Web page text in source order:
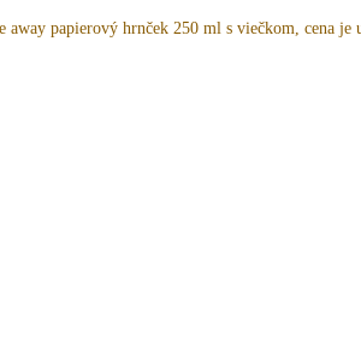
away papierový hrnček 250 ml s viečkom, cena